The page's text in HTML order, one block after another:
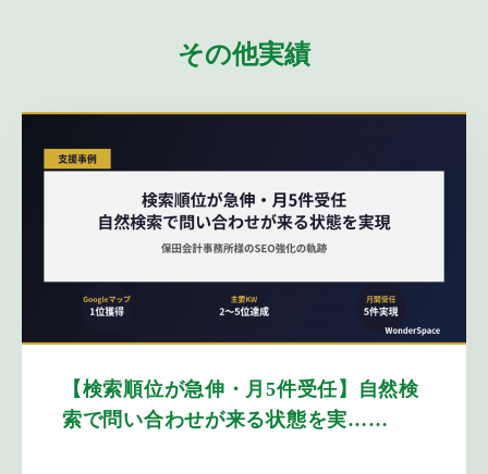
その他実績
【検索順位が急伸・月5件受任】自然検
索で問い合わせが来る状態を実……